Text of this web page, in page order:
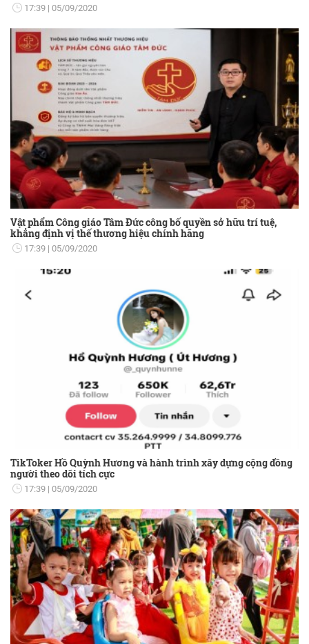
17:39 05/09/2020
Vật phẩm Công giáo Tâm Đức công bố quyền sở hữu trí tuệ,
khẳng định vị thế thương hiệu chính hãng
17:39 05/09/2020
TikToker Hồ Quỳnh Hương và hành trình xây dựng cộng đồng
người theo dõi tích cực
17:39 05/09/2020